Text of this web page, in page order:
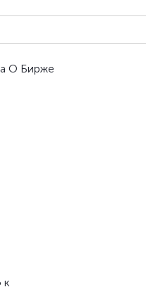
О Бирже
к